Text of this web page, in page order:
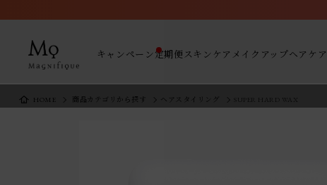
キャンペーン 定期便 スキンケア メイクアップヘアケア
HOME 商品カテゴリから探す ヘアスタイリング SUPER HARD WAX